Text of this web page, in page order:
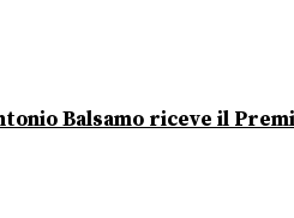
Balsamo riceve il